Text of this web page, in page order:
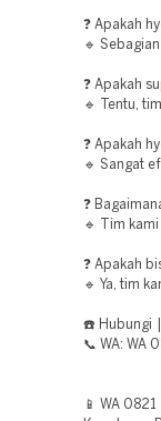
❓ Apakah
🔹
❓ Apakah
🔹 Tentu,
❓ Apakah
🔹 Sangat
❓
🔹 Tim
❓ Apakah
🔹 Ya, tim
☎️ Hubungi |
📞 WA: WA
📱 WA